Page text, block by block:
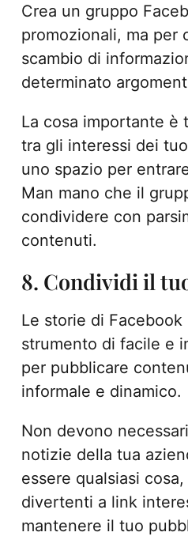
Crea un gruppo
promozionali, ma per
scambio di
determinato
La cosa importante è
tra gli interessi dei
uno spazio per
Man mano che il
condividere con
contenuti.
8. Condividi il
Le storie di Facebook
strumento di facile e
per pubblicare
informale e dinamico.
Non devono
notizie della tua
essere qualsiasi
divertenti a link
mantenere il tuo